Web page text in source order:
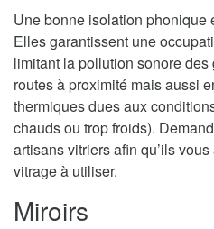
Une bonne isolation phonique
Elles garantissent une
limitant la pollution sonore
routes à proximité mais aussi
thermiques dues aux
chauds ou trop froids).
artisans vitriers afin qu’ils
vitrage à utiliser.
Miroirs